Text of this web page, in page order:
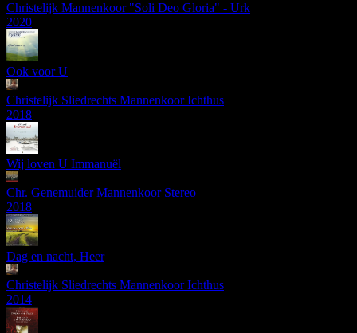
Christelijk Mannenkoor "Soli Deo Gloria" - Urk
2020
Ook voor U
Christelijk Sliedrechts Mannenkoor Ichthus
2018
Wij loven U Immanuël
Chr. Genemuider Mannenkoor Stereo
2018
Dag en nacht, Heer
Christelijk Sliedrechts Mannenkoor Ichthus
2014